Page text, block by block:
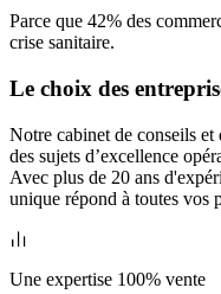
Parce que 42% des
crise sanitaire.
Le choix des
Notre cabinet de conseils
des sujets d’excellence
Avec plus de 20 ans
unique répond à toutes vos
Une expertise 100% vente